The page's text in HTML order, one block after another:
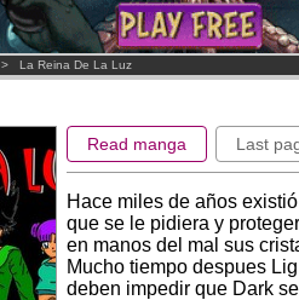
La Reina De La Luz
Read manga Last
Hace miles de años
que se le pidiera y
en manos del mal sus
Mucho tiempo despues
deben impedir que Dark